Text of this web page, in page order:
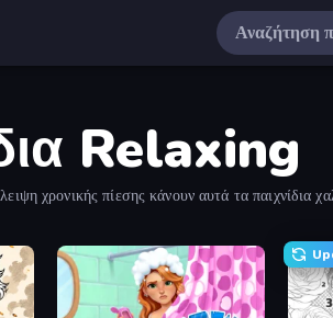
Relaxing
χρονικής πίεσης κάνουν αυτά τα παιχνίδια